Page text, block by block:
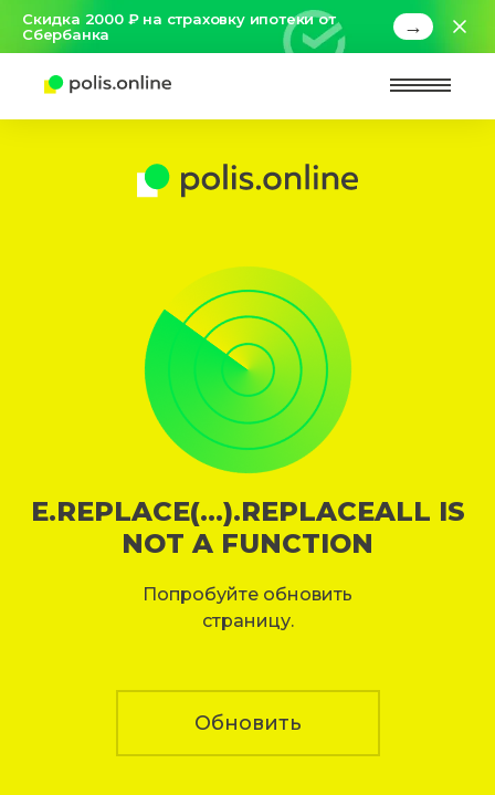
Скидка 2000 ₽ на страховку ипотеки от
Сбербанка
→
E.REPLACE(...).REPLACEALL IS
NOT A FUNCTION
Попробуйте обновить
страницу.
Обновить